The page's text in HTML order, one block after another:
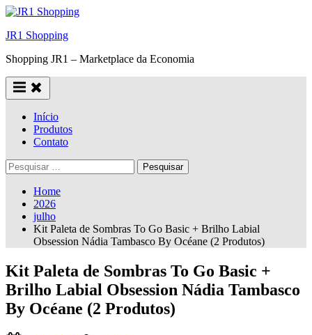
Skip
content
JR1 Shopping
Shopping JR1 – Marketplace da Economia
Início
Produtos
Contato
Pesquisar
por:
Home
2026
julho
Kit Paleta de Sombras To Go Basic + Brilho Labial
Obsession Nádia Tambasco By Océane (2 Produtos)
Kit Paleta de Sombras To Go Basic +
Brilho Labial Obsession Nádia Tambasco
By Océane (2 Produtos)